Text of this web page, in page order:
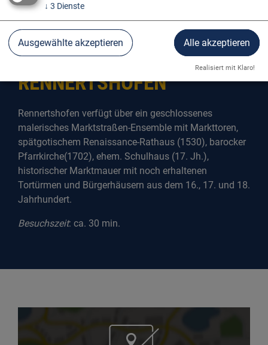
MARKTSTRASSE IN R
ENNERTSHOFEN
Rennertshofen verfügt über ein geschlossenes
malerisches Marktstraßen-Ensemble mit Markttoren,
spätgotischem Renaissance-Rathaus (1530), barocker
Pfarrkirche(1702), ehem. Schulhaus (17. Jh.),
historischer Marktmauer mit noch erhaltenen
Tortürmen und Bürgerhäusern aus dem 16., 17. und 18.
Jahrhundert.
Besuchszeit: ca. 30 min.
↓ 3 Dienste
Ausgewählte akzeptieren Alle akzeptieren
Realisiert mit Klaro!